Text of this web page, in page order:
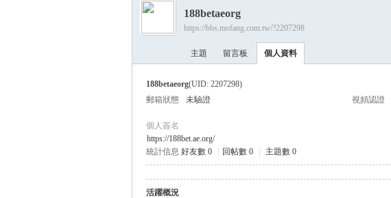
›
188betaeorg
https://bbs.mofang.com.tw/?2207298
主題 留言板 個人資料
188betaeorg(UID: 2207298)
郵箱狀態
未驗證 視頻認證
個人簽名
https://188bet.ae.org/
統計信息 好友數 0 回帖數 0 主題數 0
活躍概況